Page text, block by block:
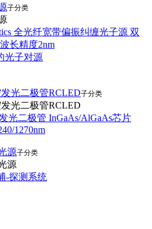
子分类
全光纤宽带偏振纠缠光子源 双
长精度2nm
光子对源
光二极管RCLED子分类
光二极管RCLED
光二极管 InGaAs/AlGaAs芯片
1270nm
源子分类
源
-探测系统